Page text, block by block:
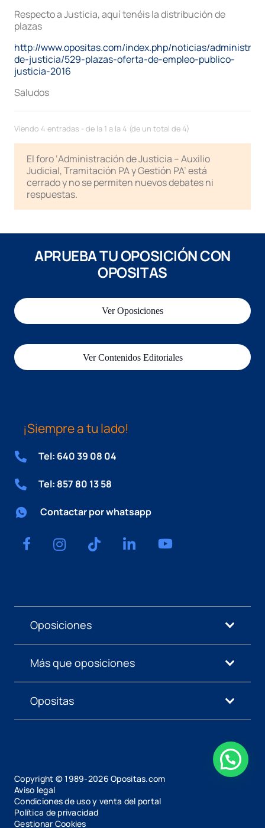
Respecto a Justicia, aquí tenéis la distribución de
plazas
http://www.opositas.com/index.php/noticias/
de-justicia/529-plazas-oferta-de-empleo-publico-
justicia-2016
Saludos
Viendo 4 entradas - de la 1 a la 4 (de un total de 4)
El foro ‘Administración de Justicia – Auxilio
Judicial, Tramitación PA y Gestión PA’ está
cerrado y no se permiten nuevos debates ni
respuestas.
APRUEBA TU OPOSICIÓN CON
OPOSITAS
Ver Oposiciones
Ver Contenidos Editoriales
¡Siempre a tu lado!
Tel: 640 39 08 04
Tel: 857 80 13 58
Contactar por whatsapp
Oposiciones
Más que oposiciones
Opositas
Copyright © 1989-2026 Opositas.com
Aviso legal
Condiciones de uso y venta del portal
Política de privacidad
Gestionar Cookies